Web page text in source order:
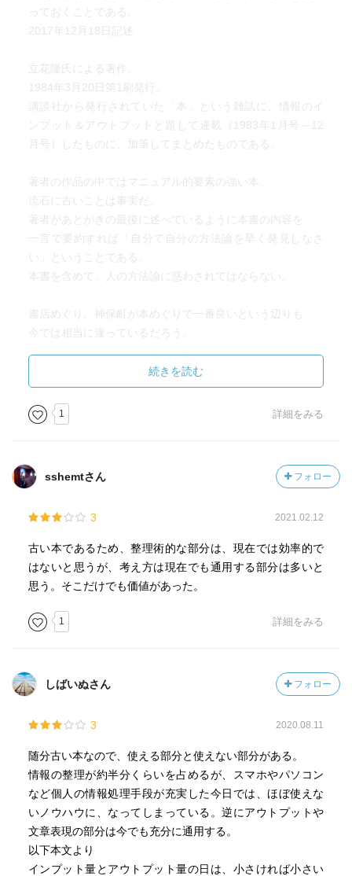
っておくことである。
2017年12月18日記述
立花隆氏による著作。
1984年3月20日第1刷発行。
講談社から発行されていた「本」という雑誌に、情報のイ
ンプット＆アウトプットと題して連載（1983年1月号～12
月号）したものに、加筆してまとめたものである。
著者の作品の中ではマニュアル的要素の強い本。
流石に古いことは事実だ。
著者があとがきの最後に述べているように本書の内容を
一言で要約すれば「自分で自分の方法論を早く発見しなさ
い」ということである。
本書を含めて、人の方法論に惑わされてはならない。
書店めぐり、神保町が本めぐりで一番良いという辺りも
今では相当に違っているだろう。
という情報は当時の取材手法が見えてくるようだ。
新聞情報、雑誌情報の整理に関してはPDF化、今では電子
書籍などの形で保管、購入が大切になるであろう。
技術の進歩が社会を変えていることを実感できる。
参考になった部分を紹介していくと・・
に認識しておくことである。
なんでもないことのようだが、これが一番重要なのであ
それさえはっきり認識していれば、目次、小見出し、索引
目的先行型インプットは能率はあがるが、能率を上げすぎ
目的に関係しない部分をどんどん切り捨てていけば、
自分が設定した目的から一歩も出られないことになるから
普通なら、資料にあたっていくうちに、当初目的としてい
なかったプラス・アルファが自然に得られる。これが大切
なのである。
…目的が先行しすぎると、知的インプットは貧しくかつ卑
従って、アウトプットも貧しいものになってしまう。
絶えざるインプットによって蓄積され形成された豊かな個
性的知的世界こそが、良きアウトプットの土壌である。
続きを読む
1 詳細をみる
sshemtさん フォロー
3 2021.02.12
古い本であるため、整理術的な部分は、現在では効率的で
はないと思うが、考え方は現在でも通用する部分は多いと
思う。そこだけでも価値があった。
1 詳細をみる
しばいぬさん フォロー
3 2020.08.11
随分古い本なので、使える部分と使えない部分がある。
情報の整理が約半分くらいを占めるが、スマホやパソコン
など個人の情報処理手段が充実した今日では、ほぼ使えな
いノウハウに、なってしまっている。逆にアウトプットや
文章表現の部分は今でも充分に通用する。
以下本文より
インプット量とアウトプット量の日は、小さければ小さい